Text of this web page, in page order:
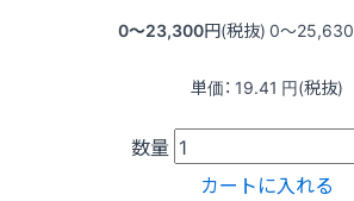
0〜23,300円(税抜) 0〜25,630
単価： 19.41 円(税抜)
数量
カートに入れる